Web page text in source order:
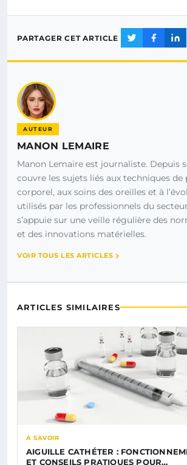
PARTAGER CET ARTICLE
AUTEUR
MANON LEMAIRE
Manon Lemaire est journaliste. Depuis
couvre les sujets liés aux techniques de
corporel, aux soins des oreilles et à
utilisés par les professionnels du
s’appuie sur une veille régulière des
et des innovations matérielles.
VOIR TOUS LES ARTICLES
ARTICLES SIMILAIRES
A SAVOIR
AIGUILLE CATHÉTER :
ET CONSEILS PRATIQUES POUR…